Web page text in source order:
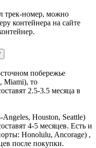
трек-номер, можно
контейнера на сайте
побережье
Miami), то
2.5-3.5 месяца в
Houston, Seattle)
4-5 месяцев. Есть и
Honolulu, Ancorage) ,
после покупки.